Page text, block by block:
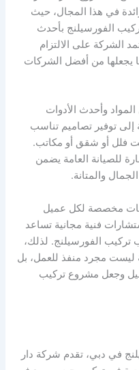
رائدة في هذا المجال، حيث
الفورسيلنج بأحدث
الشركة على الالتزام
ما يجعلها من أفضل الشركات
وأحدث الأدوات
إلى توفير تصاميم تناسب
فلل أو شقق أو مكاتب.
للصيانة العامة يضمن
والمتانة.
مخصصة لكل عميل
فنية مجانية تساعد
تركيب الفورسيلنج. لذلك،
ليست مجرد منفذ للعمل، بل
وجعل مشروع تركيب
في دبي، تقدم شركة دار